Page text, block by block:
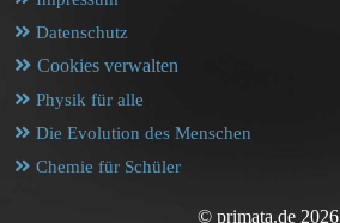
Datenschutz
Cookies verwalten
Physik für alle
Die Evolution des Menschen
Chemie für Schüler
© primata.de 2026